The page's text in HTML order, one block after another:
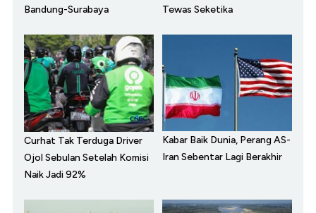
Bandung-Surabaya
Tewas Seketika
Curhat Tak Terduga Driver
Ojol Sebulan Setelah Komisi
Naik Jadi 92%
Kabar Baik Dunia, Perang AS-
Iran Sebentar Lagi Berakhir